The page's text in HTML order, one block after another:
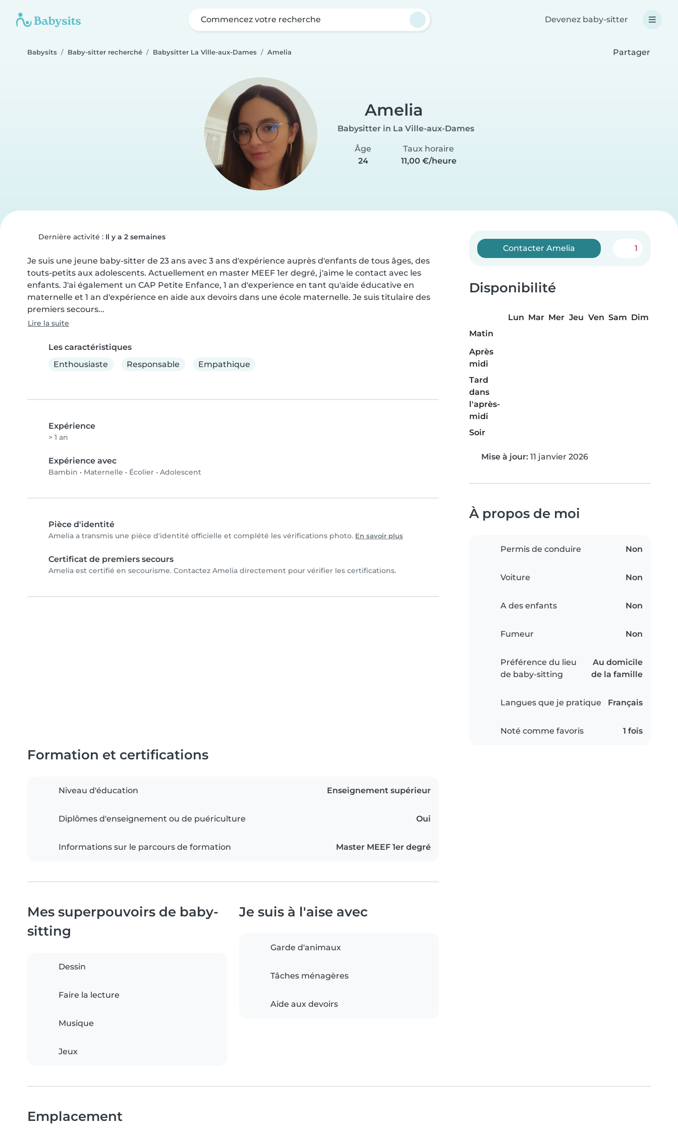
Commencez votre recherche Devenez baby-sitter
Babysits Baby-sitter recherché Babysitter La Ville-aux-Dames Amelia Partager
Amelia
Babysitter in La Ville-aux-Dames
Âge
24
Taux horaire
11,00 €/heure
Dernière activité : Il y a 2 semaines
Je suis une jeune baby-sitter de 23 ans avec 3 ans d'expérience auprès d'enfants de tous âges, des
touts-petits aux adolescents. Actuellement en master MEEF 1er degré, j'aime le contact avec les
enfants. J'ai également un CAP Petite Enfance, 1 an d'experience en tant qu'aide éducative en
maternelle et 1 an d'expérience en aide aux devoirs dans une école maternelle. Je suis titulaire des
premiers secours...
Lire la suite
Les caractéristiques
Enthousiaste
Responsable Empathique
Expérience
> 1 an
Expérience avec
Bambin • Maternelle • Écolier • Adolescent
Pièce d'identité
Amelia a transmis une pièce d'identité officielle et complété les vérifications photo. En savoir plus
Certificat de premiers secours
Amelia est certifié en secourisme. Contactez Amelia directement pour vérifier les certifications.
Contacter Amelia 1
Disponibilité
Lun Mar Mer Jeu Ven Sam Dim
Matin
Après
midi
Tard
dans
l'après-
midi
Soir
Mise à jour: 11 janvier 2026
À propos de moi
Permis de conduire Non
Voiture Non
A des enfants Non
Fumeur Non
Préférence du lieu
de baby-sitting
Au domicile
de la famille
Langues que je pratique Français
Noté comme favoris 1 fois
Formation et certifications
Niveau d'éducation Enseignement supérieur
Diplômes d'enseignement ou de puériculture Oui
Informations sur le parcours de formation Master MEEF 1er degré
Mes superpouvoirs de baby-
sitting
Dessin
Faire la lecture
Musique
Jeux
Je suis à l'aise avec
Garde d'animaux
Tâches ménagères
Aide aux devoirs
Emplacement